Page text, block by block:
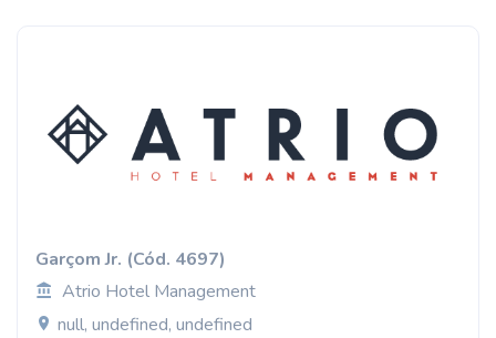
Garçom Jr. (Cód. 4697)
Atrio Hotel Management
null, undefined, undefined